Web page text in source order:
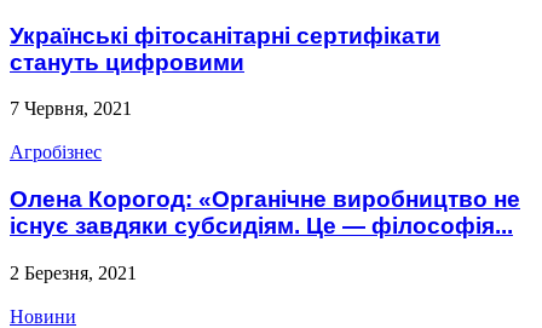
Українські фітосанітарні сертифікати
стануть цифровими
7 Червня, 2021
Агробізнес
Олена Корогод: «Органічне виробництво не
існує завдяки субсидіям. Це — філософія...
2 Березня, 2021
Новини